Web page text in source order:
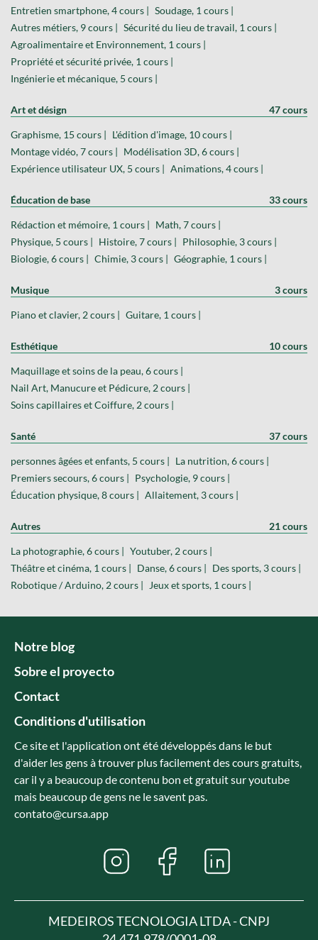
Entretien smartphone, 4 cours | Soudage, 1 cours |
Autres métiers, 9 cours | Sécurité du lieu de travail, 1 cours |
Agroalimentaire et Environnement, 1 cours |
Propriété et sécurité privée, 1 cours |
Ingénierie et mécanique, 5 cours |
Art et désign 47 cours
Graphisme, 15 cours | L'édition d'image, 10 cours |
Montage vidéo, 7 cours | Modélisation 3D, 6 cours |
Expérience utilisateur UX, 5 cours | Animations, 4 cours |
Éducation de base 33 cours
Rédaction et mémoire, 1 cours | Math, 7 cours |
Physique, 5 cours | Histoire, 7 cours | Philosophie, 3 cours |
Biologie, 6 cours | Chimie, 3 cours | Géographie, 1 cours |
Musique 3 cours
Piano et clavier, 2 cours | Guitare, 1 cours |
Esthétique 10 cours
Maquillage et soins de la peau, 6 cours |
Nail Art, Manucure et Pédicure, 2 cours |
Soins capillaires et Coiffure, 2 cours |
Santé 37 cours
personnes âgées et enfants, 5 cours | La nutrition, 6 cours |
Premiers secours, 6 cours | Psychologie, 9 cours |
Éducation physique, 8 cours | Allaitement, 3 cours |
Autres 21 cours
La photographie, 6 cours | Youtuber, 2 cours |
Théâtre et cinéma, 1 cours | Danse, 6 cours | Des sports, 3 cours |
Robotique / Arduino, 2 cours |
Jeux et sports, 1 cours |
Notre blog
Sobre el proyecto
Contact
Conditions d'utilisation
Ce site et l'application ont été développés dans le but
d'aider les gens à trouver plus facilement des cours gratuits,
car il y a beaucoup de contenu bon et gratuit sur youtube
mais beaucoup de gens ne le savent pas.
contato@cursa.app
MEDEIROS TECNOLOGIA LTDA - CNPJ